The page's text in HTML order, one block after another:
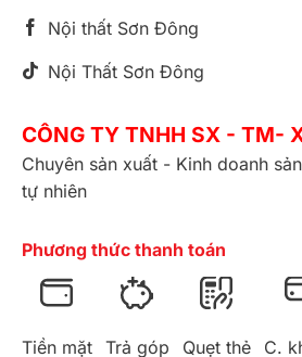
Nội thất Sơn Đông
Nội Thất Sơn Đông
CÔNG TY TNHH SX - TM-
Chuyên sản xuất - Kinh doanh
tự nhiên
Phương thức thanh toán
Tiền mặt Trả góp Quẹt thẻ C.